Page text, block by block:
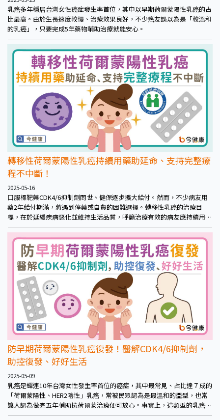
乳癌多年穩居台灣女性癌症發生率首位，其中以早期荷爾蒙陽性乳癌的占
比最高。由於生長速度較慢、治療效果良好，不少癌友誤以為是「較溫和
的乳癌」，只要完成5年藥物輔助治療就能安心。
轉移性荷爾蒙陽性乳癌持續用藥助延命、支持完整療
程不中斷！
2025-05-16
口服標靶藥CDK4/6抑制劑問世、健保逐步擴大給付。然而，不少病友用
藥2年給付期滿，將遇到停藥或自費的困難選擇。轉移性乳癌的治療目
標，在於延緩疾病惡化並維持生活品質，呼籲治療有效的病友應持續用藥
不中斷，也盼健保持續給付有效藥物。
防早期荷爾蒙陽性乳癌復發！醫解CDK4/6抑制劑，
助控復發、好好生活
2025-05-09
乳癌是蟬連10年台灣女性發生率首位的癌症，其中最常見、占比達７成的
「荷爾蒙陽性、HER2陰性」乳癌，常被民眾認為是最溫和的亞型，也常
讓人認為做完五年輔助抗荷爾蒙治療便可放心。事實上，這類型的乳癌還
是有一定的風險，防範復發是首要課題。